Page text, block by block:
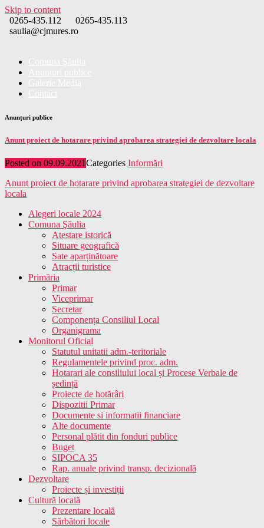
Skip to content
0265-435.112
0265-435.113
saulia@cjmures.ro
Anunțuri publice
Anunt proiect de hotarare privind aprobarea strategiei de dezvoltare locala
Posted on 09.09.2021Categories Informări
Anunt proiect de hotarare privind aprobarea strategiei de dezvoltare
locala
Alegeri locale 2024
Comuna Şăulia
Atestare istorică
Situare geografică
Sate aparținătoare
Atracții turistice
Primăria
Primar
Viceprimar
Secretar
Componența Consiliul Local
Organigrama
Monitorul Oficial
Statutul unitatii adm.-teritoriale
Regulamentele privind proc. adm.
Hotarari ale consiliului local și Procese Verbale de
ședință
Proiecte de hotărâri
Dispozitii Primar
Documente si informatii financiare
Alte documente
Personal plătit din fonduri publice
Buget
SIPOCA 35
Rap. anuale privind transp. decizională
Dezvoltare
Proiecte și investiții
Cultură locală
Prezentare locală
Sărbători locale